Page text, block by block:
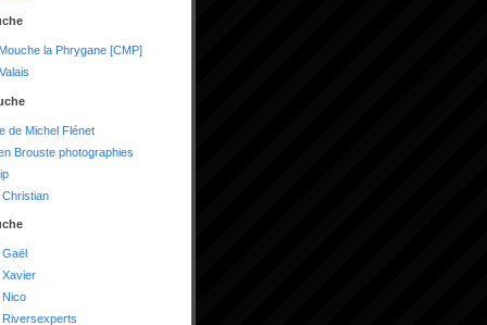
la Phrygane [CMP]
de Michel Flénet
Brouste photographies